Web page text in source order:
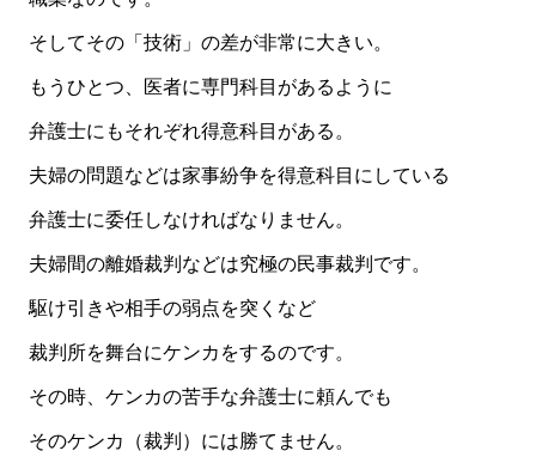
そしてその「技術」の差が非常に大きい。
もうひとつ、医者に専門科目があるように
弁護士にもそれぞれ得意科目がある。
夫婦の問題などは家事紛争を得意科目にしている
弁護士に委任しなければなりません。
夫婦間の離婚裁判などは究極の民事裁判です。
駆け引きや相手の弱点を突くなど
裁判所を舞台にケンカをするのです。
その時、ケンカの苦手な弁護士に頼んでも
そのケンカ（裁判）には勝てません。